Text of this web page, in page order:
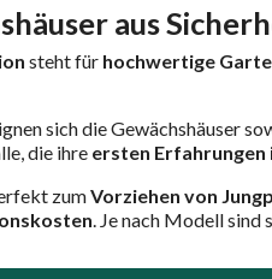
aus
steht für hochwertige
sich die Gewächshäuser
die ihre ersten Erfahrungen
zumVorziehen von
. Je nach Modell sind